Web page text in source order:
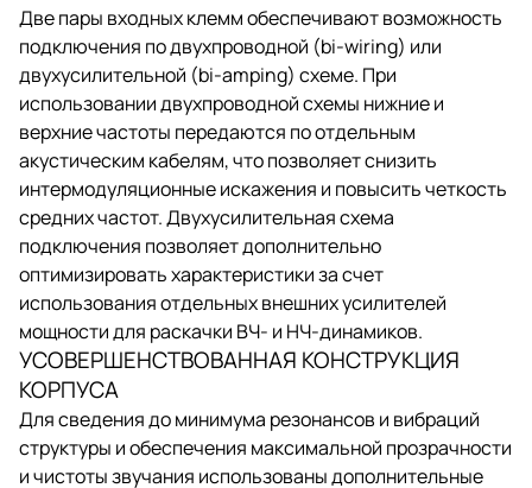
Две пары входных клемм обеспечивают возможность
подключения по двухпроводной (bi-wiring) или
двухусилительной (bi-amping) схеме. При
использовании двухпроводной схемы нижние и
верхние частоты передаются по отдельным
акустическим кабелям, что позволяет снизить
интермодуляционные искажения и повысить четкость
средних частот. Двухусилительная схема
подключения позволяет дополнительно
оптимизировать характеристики за счет
использования отдельных внешних усилителей
мощности для раскачки ВЧ- и НЧ-динамиков.
УСОВЕРШЕНСТВОВАННАЯ КОНСТРУКЦИЯ
КОРПУСА
Для сведения до минимума резонансов и вибраций
структуры и обеспечения максимальной прозрачности
и чистоты звучания использованы дополнительные